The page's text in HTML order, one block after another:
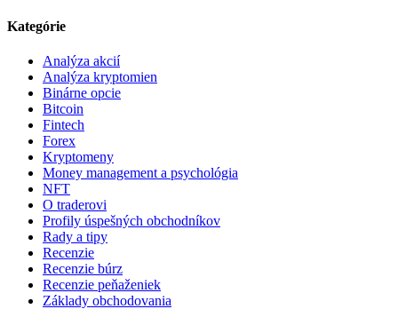
Kategórie
Analýza akcií
Analýza kryptomien
Binárne opcie
Bitcoin
Fintech
Forex
Kryptomeny
Money management a psychológia
NFT
O traderovi
Profily úspešných obchodníkov
Rady a tipy
Recenzie
Recenzie búrz
Recenzie peňaženiek
Základy obchodovania